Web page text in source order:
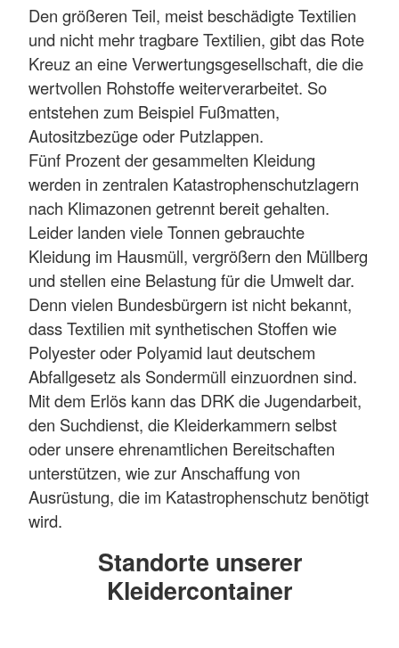
Den größeren Teil, meist beschädigte Textilien
und nicht mehr tragbare Textilien, gibt das Rote
Kreuz an eine Verwertungsgesellschaft, die die
wertvollen Rohstoffe weiterverarbeitet. So
entstehen zum Beispiel Fußmatten,
Autositzbezüge oder Putzlappen.
Fünf Prozent der gesammelten Kleidung
werden in zentralen Katastrophenschutzlagern
nach Klimazonen getrennt bereit gehalten.
Leider landen viele Tonnen gebrauchte
Kleidung im Hausmüll, vergrößern den Müllberg
und stellen eine Belastung für die Umwelt dar.
Denn vielen Bundesbürgern ist nicht bekannt,
dass Textilien mit synthetischen Stoffen wie
Polyester oder Polyamid laut deutschem
Abfallgesetz als Sondermüll einzuordnen sind.
Mit dem Erlös kann das DRK die Jugendarbeit,
den Suchdienst, die Kleiderkammern selbst
oder unsere ehrenamtlichen Bereitschaften
unterstützen, wie zur Anschaffung von
Ausrüstung, die im Katastrophenschutz benötigt
wird.
Standorte unserer
Kleidercontainer